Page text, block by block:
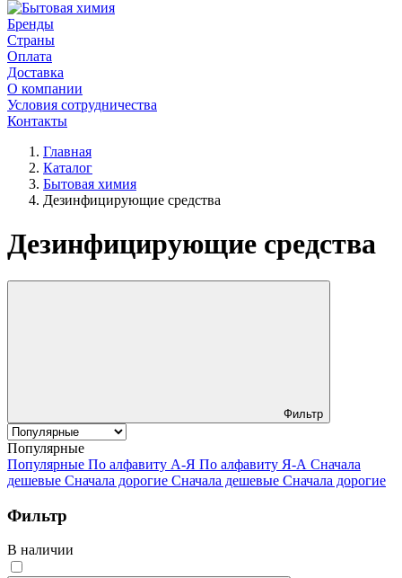
Бренды
Страны
Оплата
Доставка
О компании
Условия сотрудничества
Контакты
Главная
Каталог
Бытовая химия
Дезинфицирующие средства
Дезинфицирующие средства
Фильтр
Популярные
Популярные По алфавиту А-Я По алфавиту Я-А Сначала
дешевые Сначала дорогие Сначала дешевые Сначала дорогие
Фильтр
В наличии